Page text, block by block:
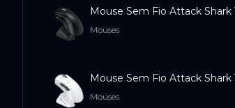
Mouse Sem Fio Attack Shark
Mouses
Mouse Sem Fio Attack Shark
Mouses